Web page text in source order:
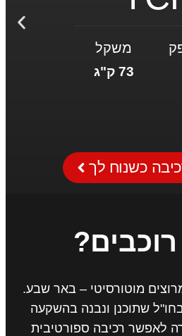
משקל
73 ק"ג
כשנוח לך
רוכבים?
מוטורסיטי – באר שבע.
שתוכנן ונבנה בהשקעה
לאפשר רכיבה ספורטיבית